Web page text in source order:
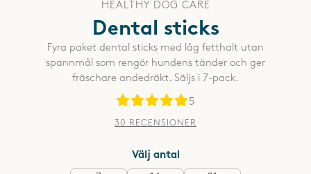
HEALTHY DOG CARE
Dental sticks
Fyra paket dental sticks med låg fetthalt utan
spannmål som rengör hundens tänder och ger
fräschare andedräkt. Säljs i 7-pack.
5
30 RECENSIONER
Välj antal